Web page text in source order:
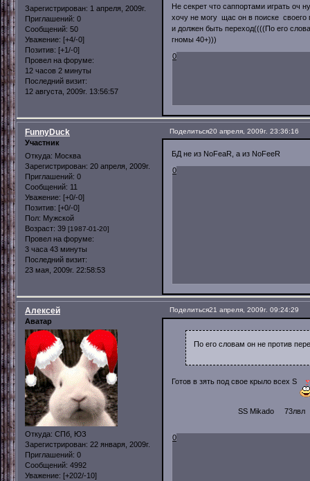
Зарегистрирован: 1 апреля, 2009г.
Приглашений: 0
Сообщений: 50
Уважение: [+4/-0]
Позитив: [+1/-0]
Провел на форуме:
12 часов 2 минуты
Последний визит:
12 августа, 2009г. 13:56:57
Не секрет что саппортами играть оч
хочу не могу щас он в поиске своего
и должен быть переход((((По его
гномы 40+)))
0
Поделиться20 апреля, 2009г. 23:36:16
FunnyDuck
Участник
Откуда: Москва
Зарегистрирован: 20 апреля, 2009г.
Приглашений: 0
Сообщений: 11
Уважение: [+0/-0]
Позитив: [+0/-0]
Пол: Мужской
Возраст: 39 [1987-01-20]
Провел на форуме:
3 часа 43 минуты
Последний визит:
23 мая, 2009г. 22:58:53
БД не из NoFeaR, а из NoFeeR
0
Поделиться21 апреля, 2009г. 09:24:29
Алексей
Аватар
Откуда: СПб, ЮЗ
Зарегистрирован: 22 января, 2009г.
Приглашений: 0
Сообщений: 4992
Уважение: [+202/-10]
По его словам он не против
Готов в зять под свое крыло всех S
SS Mikado
0